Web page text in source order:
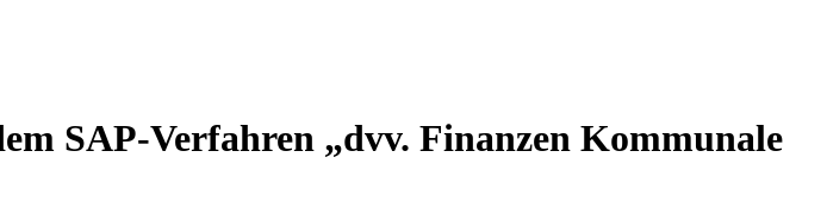
SAP-Verfahren „dvv. Finanzen Kommunale